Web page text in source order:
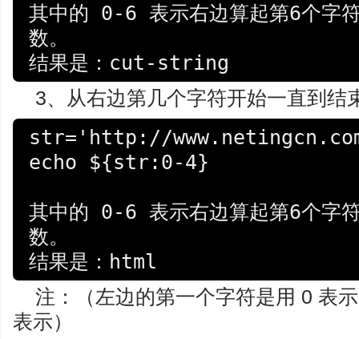
其中的 0-6 表示右边算起第6个字
数。
结果是：cut-string
3、从右边第几个字符开始一直到结
str='http://
echo ${str:0-4}
其中的 0-6 表示右边算起第6个字
数。
结果是：html
注：（左边的第一个字符是用 0 表
表示）